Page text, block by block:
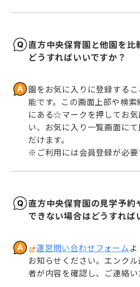
直方中央保育園と他園を比
どうすればいいですか？
園をお気に入りに登録する
能です。この画面上部や検
にある☆マークを押してお
い、お気に入り一覧画面に
だけます。
※ご利用には会員登録が必要
直方中央保育園の見学予約
できない場合はどうすれば
運営問い合わせフォーム
お知らせください。エンク
者が内容を確認し、ご連絡い